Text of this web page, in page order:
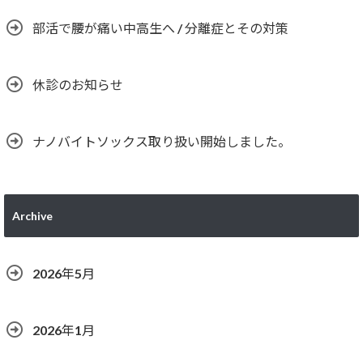
部活で腰が痛い中高生へ / 分離症とその対策
休診のお知らせ
ナノバイトソックス取り扱い開始しました。
Archive
2026年5月
2026年1月